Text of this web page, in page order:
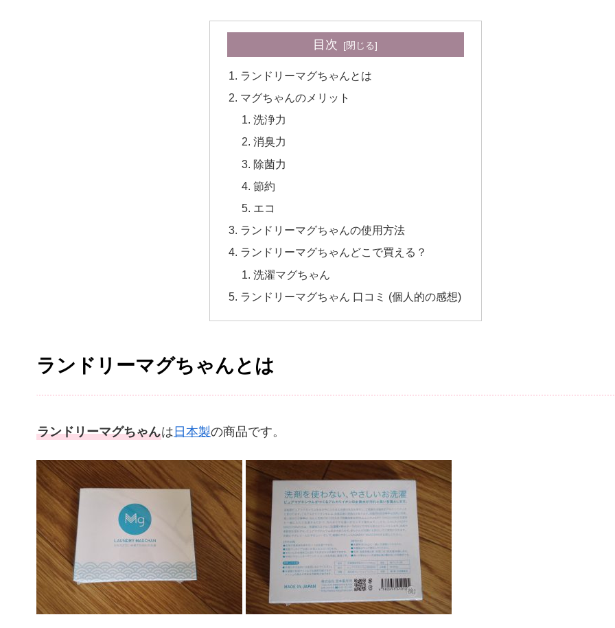
目次
ランドリーマグちゃんとは
マグちゃんのメリット
洗浄力
消臭力
除菌力
節約
エコ
ランドリーマグちゃんの使用方法
ランドリーマグちゃんどこで買える？
洗濯マグちゃん
ランドリーマグちゃん 口コミ (個人的の感想)
ランドリーマグちゃんとは
ランドリーマグちゃんは 日本製の商品です。